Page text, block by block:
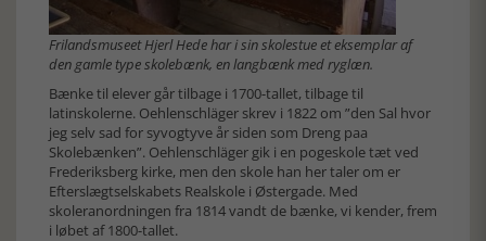
Frilandsmuseet Hjerl Hede har i sin skolestue et eksemplar af
den gamle type skolebænk, en langbænk med ryglæn.
Bænke til elever går tilbage i 1700-tallet, tilbage til
latinskolerne. Oehlenschläger skrev i 1822 om ”den Sal hvor
jeg selv sad for syvogtyve år siden som Dreng paa
Skolebænken”. Oehlenschläger gik i en pogeskole tæt ved
Frederiksberg kirke, men den skole han her taler om er
Efterslægtselskabets Realskole i Østergade. Med
skoleranordningen fra 1814 vandt de bænke, vi kender, frem
i løbet af 1800-tallet.